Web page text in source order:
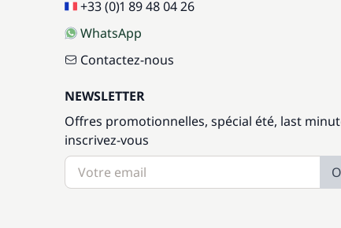
+33 (0)1 89 48 04 26
WhatsApp
Contactez-nous
NEWSLETTER
Offres promotionnelles, spécial été, last
inscrivez-vous